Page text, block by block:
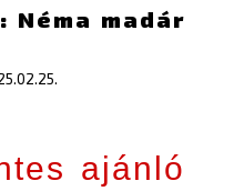
Néma madár
ajánló